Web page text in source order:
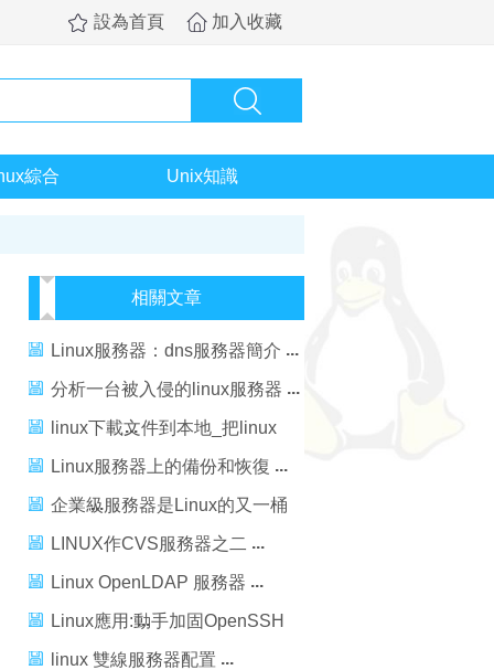
設為首頁 加入收藏
綜合 Unix知識
相關文章
Linux服務器：dns服務器簡介
分析一台被入侵的linux服務器
linux下載文件到本地_把linux
服務器的文件下到本地
windows
Linux服務器上的備份和恢復
企業級服務器是Linux的又一桶
金嗎
LINUX作CVS服務器之二
Linux OpenLDAP 服務器
Linux應用:動手加固OpenSSH
服務器(圖)
linux 雙線服務器配置